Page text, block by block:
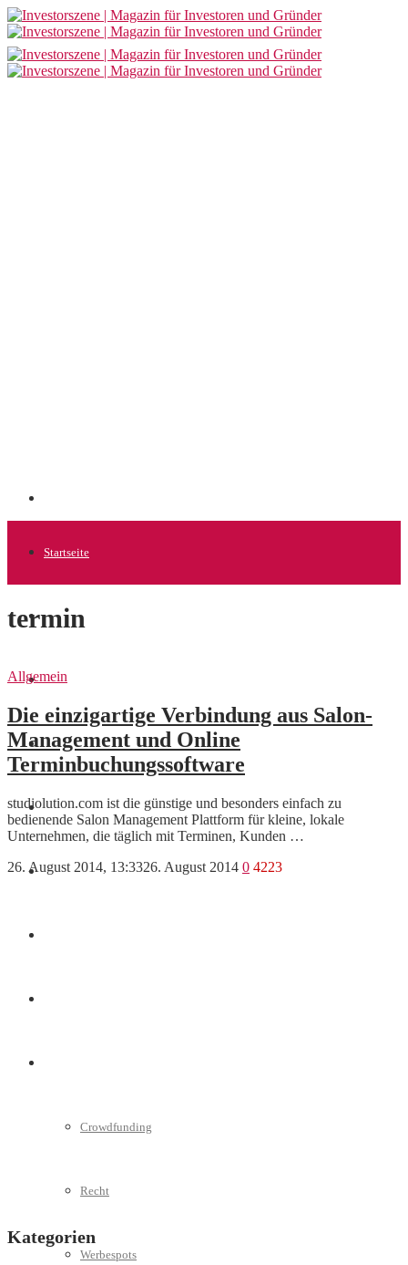
Startseite
Allgemein
Startups
News
Finanzen
Marketing
Crowdfunding
Recht
Werbespots
termin
Allgemein
Die einzigartige Verbindung aus Salon-
Management und Online
Terminbuchungssoftware
studiolution.com ist die günstige und besonders einfach zu
bedienende Salon Management Plattform für kleine, lokale
Unternehmen, die täglich mit Terminen, Kunden …
26. August 2014, 13:3326. August 2014 0 4223
Kategorien